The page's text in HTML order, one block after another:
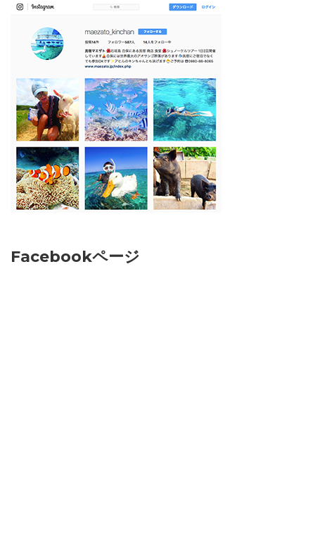
Facebookページ